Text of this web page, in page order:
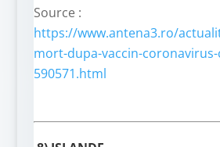
Source :
https://www.antena3.ro/
mort-dupa-vaccin-
590571.html